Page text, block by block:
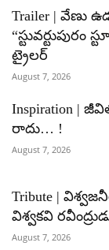
Trailer | వేణు
“స్టువర్టుపురం
ట్రైలర్
August 7, 2026
Inspiration |
రాదు… !
August 7, 2026
Tribute |
విశ్వకవి
August 7, 2026